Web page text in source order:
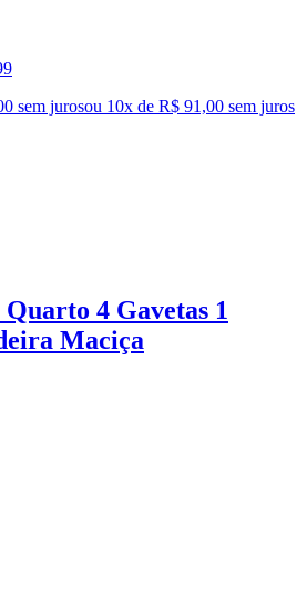
sem jurosou 10x de R$ 91,00 sem juros
4 Gavetas 1
Maciça